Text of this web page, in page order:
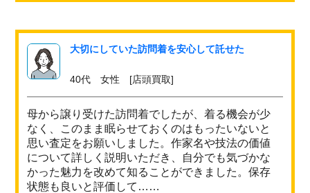
大切にしていた訪問着を安心して託せた
40代 女性 [店頭買取]
母から譲り受けた訪問着でしたが、着る機会が少
なく、このまま眠らせておくのはもったいないと
思い査定をお願いしました。作家名や技法の価値
について詳しく説明いただき、自分でも気づかな
かった魅力を改めて知ることができました。保存
状態も良いと評価して……